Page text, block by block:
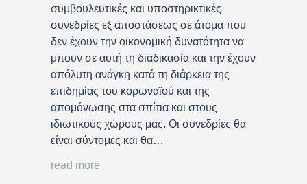
συμβουλευτικές και υποστηρικτικές
συνεδρίες εξ αποστάσεως σε άτομα που
δεν έχουν την οικονομική δυνατότητα να
μπουν σε αυτή τη διαδικασία και την έχουν
απόλυτη ανάγκη κατά τη διάρκεια της
επιδημίας του κορωναϊού και της
απομόνωσης στα σπίτια και στους
ιδιωτικούς χώρους μας. Οι συνεδρίες θα
είναι σύντομες και θα…
read more